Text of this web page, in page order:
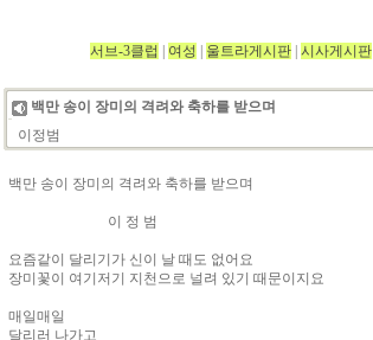
서브-3클럽 여성 울트라게시판 시사게시판
백만 송이 장미의 격려와 축하를 받으며
이정범
백만 송이 장미의 격려와 축하를 받으며
이 정 범
요즘같이 달리기가 신이 날 때도 없어요
장미꽃이 여기저기 지천으로 널려 있기 때문이지요
매일매일
달리러 나가고